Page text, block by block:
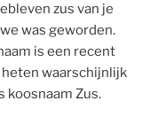
zus van je
was geworden.
is een recent
waarschijnlijk
koosnaam Zus.